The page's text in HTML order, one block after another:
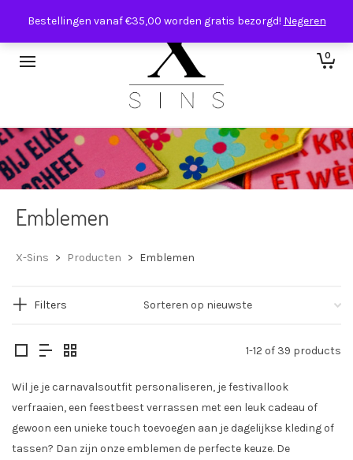
Bestellingen vanaf €35,00 worden gratis bezorgd! Negeren
0
Emblemen
X-Sins > Producten > Emblemen
Filters
1-12 of 39 products
Wil je je carnavalsoutfit personaliseren, je festivallook
verfraaien, een feestbeest verrassen met een leuk cadeau of
gewoon een unieke touch toevoegen aan je dagelijkse kleding of
tassen? Dan zijn onze emblemen de perfecte keuze. De